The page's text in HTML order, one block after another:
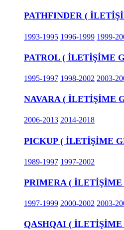
PATHFINDER (
1993-1995 1996-1999 1999-
PATROL ( İLETİŞİME
1995-1997 1998-2002 2003-
NAVARA ( İLETİŞİME
2006-2013 2014-2018
PICKUP ( İLETİŞİME
1989-1997 1997-2002
PRIMERA (
1997-1999 2000-2002 2003-
QASHQAI (